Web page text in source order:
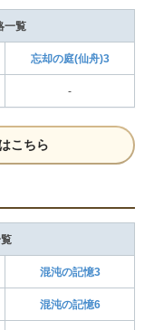
一覧
忘却の庭(仙舟)3
-
こちら
混沌の記憶3
混沌の記憶6